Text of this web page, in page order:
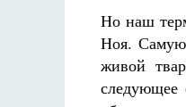
Но наш
Ноя. Самую
живой
следующее